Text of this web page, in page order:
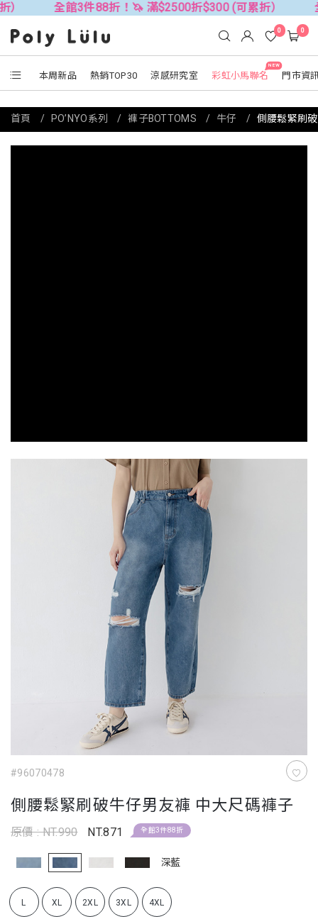
全館3件88折！🦄 滿$2500折$300 (可累折） 全館3
本周新品 熱銷TOP30 涼感研究室
NEW
彩虹小馬聯名 門市資
0 0
#96070478
側腰鬆緊刷破牛仔男友褲 中大尺碼褲子
原價 : NT.990 NT.871 全館3件88折
深藍
L XL 2XL 3XL 4XL
首頁 PO’NYO系列 褲子BOTTOMS 牛仔 側腰鬆緊刷